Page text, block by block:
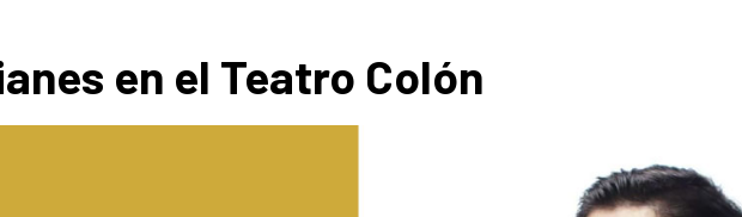
en el Teatro Colón